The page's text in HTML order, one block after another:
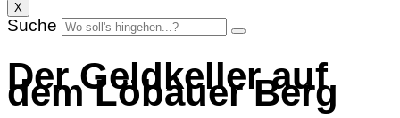
X
Suche
Der Geldkeller auf
dem Löbauer Berg